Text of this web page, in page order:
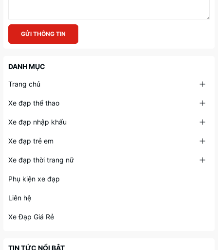
GỬI THÔNG TIN
DANH MỤC
Trang chủ
Xe đạp thể thao
Xe đạp nhập khẩu
Xe đạp trẻ em
Xe đạp thời trang nữ
Phụ kiện xe đạp
Liên hệ
Xe Đạp Giá Rẻ
TIN TỨC NỔI BẬT